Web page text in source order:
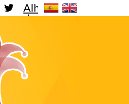
Alhama
de